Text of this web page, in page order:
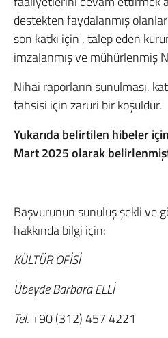
destekten faydalanmış
son katkı için , talep eden
imzalanmış ve mühürlenmiş
Nihai raporların sunulması,
tahsisi için zaruri bir koşuldur.
Yukarıda belirtilen hibeler
Mart 2025 olarak
Başvurunun sunuluş şekli ve
hakkında bilgi için:
KÜLTÜR OFİSİ
Übeyde Barbara ELLİ
Tel. +90 (312) 457 4221